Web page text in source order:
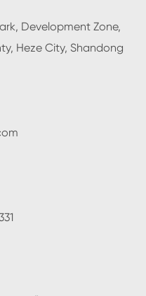
Development Zone,
Heze City, Shandong